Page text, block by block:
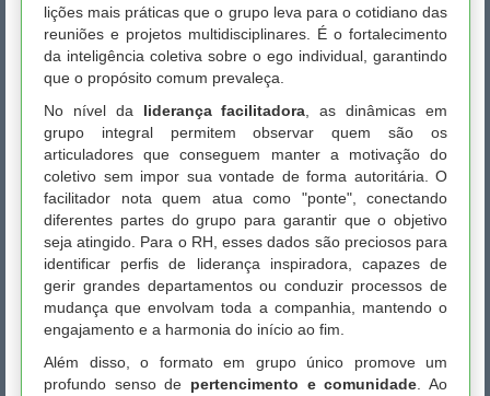
lições mais práticas que o grupo leva para o cotidiano das
reuniões e projetos multidisciplinares. É o fortalecimento
da inteligência coletiva sobre o ego individual, garantindo
que o propósito comum prevaleça.
No nível da liderança facilitadora , as dinâmicas em
grupo integral permitem observar quem são os
articuladores que conseguem manter a motivação do
coletivo sem impor sua vontade de forma autoritária. O
facilitador nota quem atua como "ponte", conectando
diferentes partes do grupo para garantir que o objetivo
seja atingido. Para o RH, esses dados são preciosos para
identificar perfis de liderança inspiradora, capazes de
gerir grandes departamentos ou conduzir processos de
mudança que envolvam toda a companhia, mantendo o
engajamento e a harmonia do início ao fim.
Além disso, o formato em grupo único promove um
profundo senso de pertencimento e comunidade . Ao